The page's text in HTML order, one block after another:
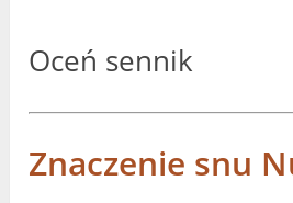
Oceń sennik
Znaczenie snu